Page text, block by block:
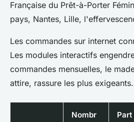
Française du Prêt-à-Porter
pays, Nantes, Lille,
Les commandes sur internet
Les modules interactifs
commandes mensuelles, le
attire, rassure les plus exigeants.
Nombr
Part